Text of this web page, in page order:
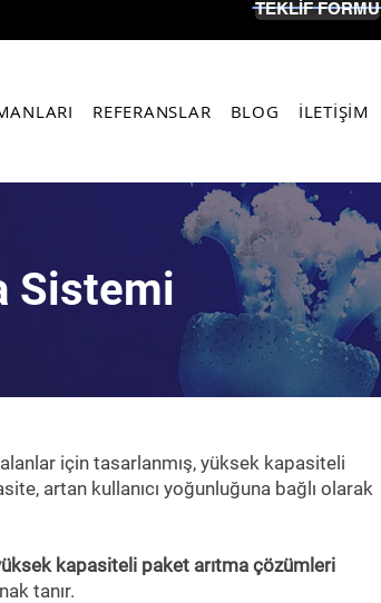
TEKLİF FORMU
REFERANSLAR BLOG İLETİŞİM
Sistemi
için tasarlanmış, yüksek kapasiteli
artan kullanıcı yoğunluğuna bağlı olarak
kapasiteli paket arıtma çözümleri
tanır.